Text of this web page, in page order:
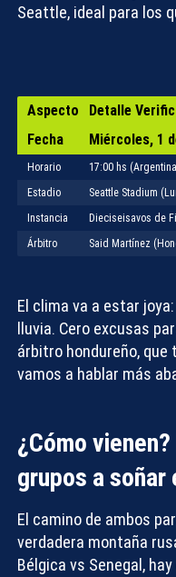
Seattle, ideal para los
Aspecto
Detalle
Fecha
Miércoles, 1
Horario
17:00 hs
Estadio
Seattle Stadium
Instancia
Dieciseisavos de
Árbitro
Said Martínez
El clima va a estar
lluvia. Cero excusas
árbitro hondureño,
vamos a hablar más
¿Cómo
grupos a soñar
El camino de ambos
verdadera montaña
Bélgica vs Senegal ,